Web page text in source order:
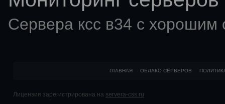
Сервера ксс в34 с хорошим
ГЛАВНАЯ ОБЛАКО СЕРВЕРОВ
Лицензия зарегистрирована на servera-css.ru